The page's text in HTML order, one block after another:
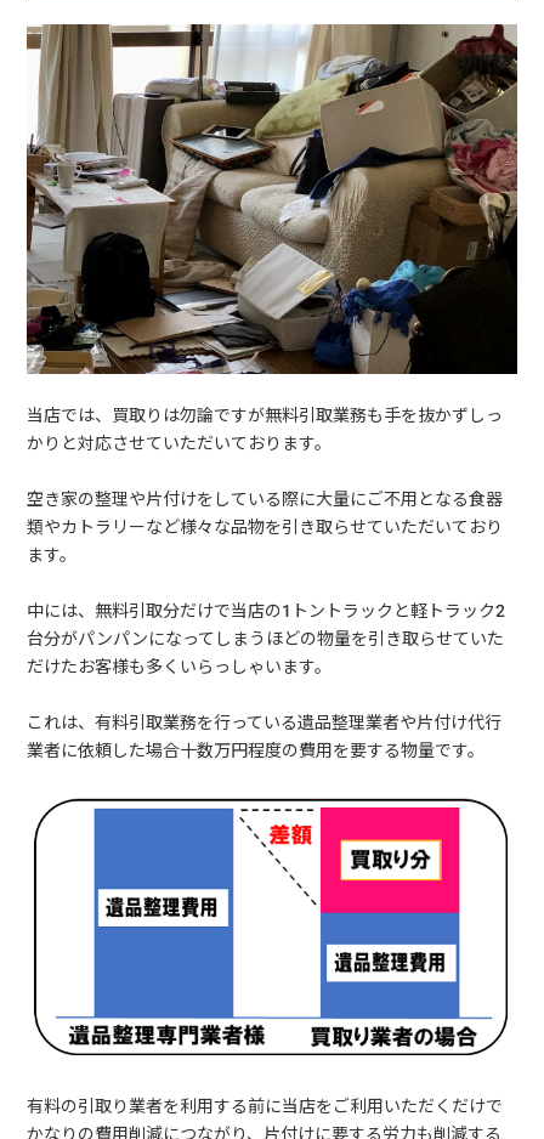
当店では、買取りは勿論ですが無料引取業務も手を抜かずしっ
かりと対応させていただいております。
空き家の整理や片付けをしている際に大量にご不用となる食器
類やカトラリーなど様々な品物を引き取らせていただいており
ます。
中には、無料引取分だけで当店の1トントラックと軽トラック2
台分がパンパンになってしまうほどの物量を引き取らせていた
だけたお客様も多くいらっしゃいます。
これは、有料引取業務を行っている遺品整理業者や片付け代行
業者に依頼した場合十数万円程度の費用を要する物量です。
有料の引取り業者を利用する前に当店をご利用いただくだけで